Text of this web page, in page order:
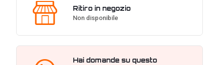
Ritiro in negozio
Non disponibile
Hai domande su questo